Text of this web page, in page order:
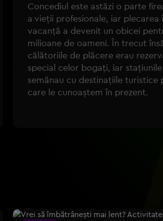
Concediul este astăzi o parte
a vieții profesionale, iar plecarea
vacanță a devenit un obicei
milioane de oameni. În trecut
călătoriile de plăcere erau
special celor bogați, iar
semănau cu destinațiile turistice
care le cunoaștem în prezent.